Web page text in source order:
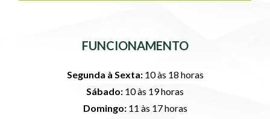
FUNCIONAMENTO
Segunda à Sexta:10 às 18 horas
Sábado: 10 às 19 horas
Domingo:11 às 17 horas